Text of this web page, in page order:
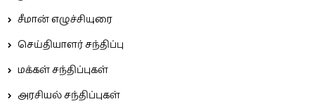
சீமான் எழுச்சியுரை
செய்தியாளர் சந்திப்பு
மக்கள் சந்திப்புகள்
அரசியல் சந்திப்புகள்